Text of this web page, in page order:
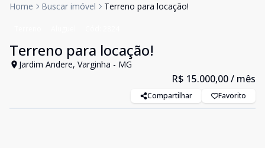
Home Buscar imóvel Terreno para locação!
Terreno para locação!
Jardim Andere, Varginha - MG
R$ 15.000,00/ mês
Compartilhar Favorito